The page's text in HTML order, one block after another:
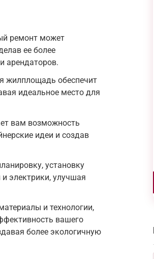
ремонт может
ее более
арендаторов.
жилплощадь обеспечит
идеальное место для
вам возможность
идеи и создав
установку
электрики, улучшая
и технологии,
вашего
более экологичную